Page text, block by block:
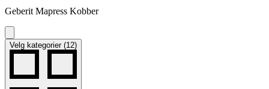
Geberit Mapress Kobber
Velg kategorier (12)